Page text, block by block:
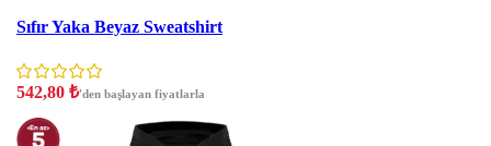
Sıfır Yaka Beyaz Sweatshirt
542,80 ₺'den başlayan fiyatlarla